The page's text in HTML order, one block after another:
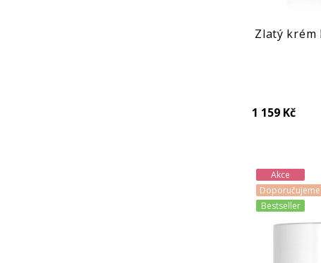
Zlatý krém
1 159 Kč
Akce
Doporučujeme
Bestseller